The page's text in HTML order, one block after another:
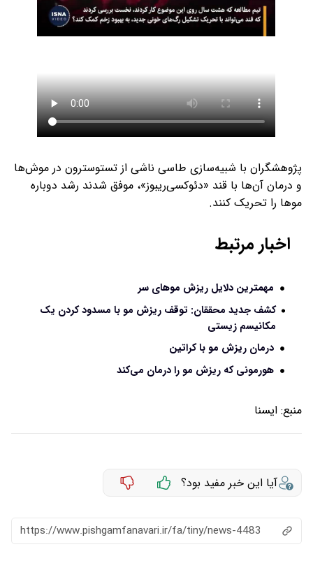
پژوهشگران با شبیه‌سازی طاسی ناشی از تستوسترون در موش‌ها
و درمان آن‌ها با قند «دئوکسی‌ریبوز»، موفق شدند رشد دوباره
موها را تحریک کنند.
اخبار مرتبط
مهمترین دلایل ریزش موهای سر
کشف جدید محققان: توقف ریزش مو با مسدود کردن یک
مکانیسم زیستی
درمان ریزش مو با کراتین
هورمونی که ریزش مو را درمان می‌کند
منبع: ايسنا
آیا این خبر مفید بود؟
https://www.pishgamfanavari.ir/fa/tiny/news-4483